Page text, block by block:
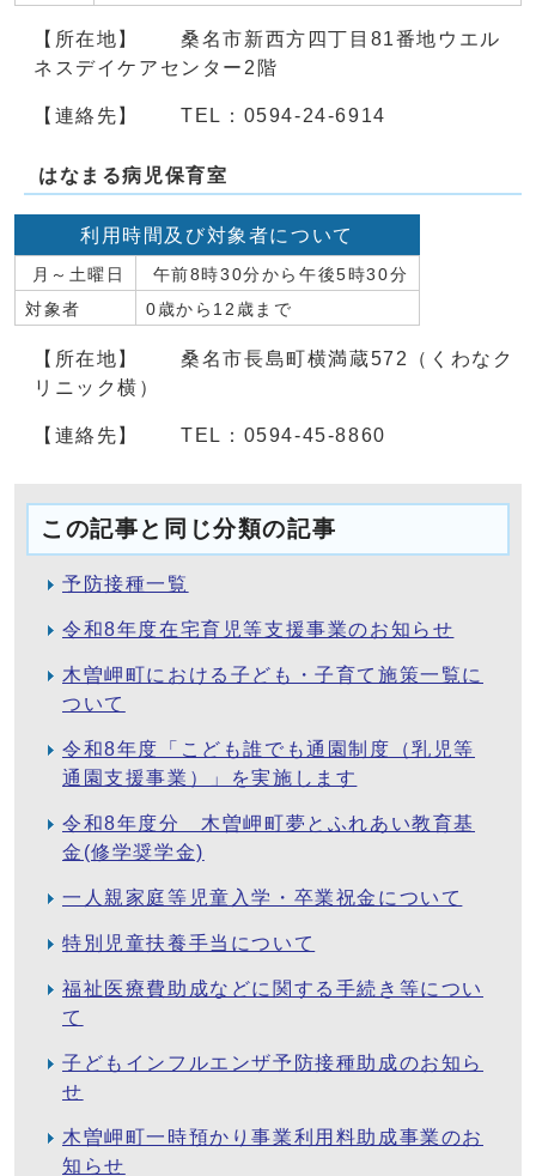
【所在地】 桑名市新西方四丁目81番地ウエル
ネスデイケアセンター2階
【連絡先】 TEL：0594-24-6914
はなまる病児保育室
利用時間及び対象者について
月～土曜日
午前8時30分から午後5時30分
対象者
0歳から12歳まで
【所在地】 桑名市長島町横満蔵572（くわなク
リニック横）
【連絡先】 TEL：0594-45-8860
この記事と同じ分類の記事
予防接種一覧
令和8年度在宅育児等支援事業のお知らせ
木曽岬町における子ども・子育て施策一覧に
ついて
令和8年度「こども誰でも通園制度（乳児等
通園支援事業）」を実施します
令和8年度分 木曽岬町夢とふれあい教育基
金(修学奨学金)
一人親家庭等児童入学・卒業祝金について
特別児童扶養手当について
福祉医療費助成などに関する手続き等につい
て
子どもインフルエンザ予防接種助成のお知ら
せ
木曽岬町一時預かり事業利用料助成事業のお
知らせ